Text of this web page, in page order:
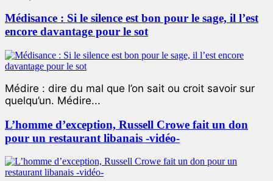
Médisance : Si le silence est bon pour le sage, il l’est
encore davantage pour le sot
Médire : dire du mal que l’on sait ou croit savoir sur
quelqu’un. Médire...
L’homme d’exception, Russell Crowe fait un don
pour un restaurant libanais -vidéo-